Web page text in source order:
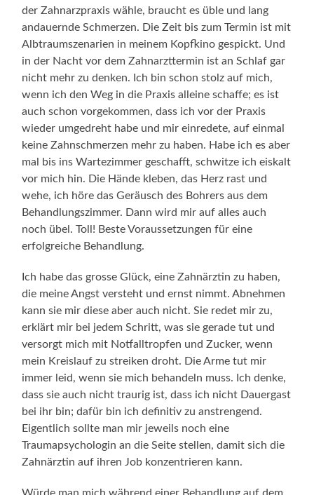
der Zahnarzpraxis wähle, braucht es üble und lang
andauernde Schmerzen. Die Zeit bis zum Termin ist mit
Albtraumszenarien in meinem Kopfkino gespickt. Und
in der Nacht vor dem Zahnarzttermin ist an Schlaf gar
nicht mehr zu denken. Ich bin schon stolz auf mich,
wenn ich den Weg in die Praxis alleine schaffe; es ist
auch schon vorgekommen, dass ich vor der Praxis
wieder umgedreht habe und mir einredete, auf einmal
keine Zahnschmerzen mehr zu haben. Habe ich es aber
mal bis ins Wartezimmer geschafft, schwitze ich eiskalt
vor mich hin. Die Hände kleben, das Herz rast und
wehe, ich höre das Geräusch des Bohrers aus dem
Behandlungszimmer. Dann wird mir auf alles auch
noch übel. Toll! Beste Voraussetzungen für eine
erfolgreiche Behandlung.
Ich habe das grosse Glück, eine Zahnärztin zu haben,
die meine Angst versteht und ernst nimmt. Abnehmen
kann sie mir diese aber auch nicht. Sie redet mir zu,
erklärt mir bei jedem Schritt, was sie gerade tut und
versorgt mich mit Notfalltropfen und Zucker, wenn
mein Kreislauf zu streiken droht. Die Arme tut mir
immer leid, wenn sie mich behandeln muss. Ich denke,
dass sie auch nicht traurig ist, dass ich nicht Dauergast
bei ihr bin; dafür bin ich definitiv zu anstrengend.
Eigentlich sollte man mir jeweils noch eine
Traumapsychologin an die Seite stellen, damit sich die
Zahnärztin auf ihren Job konzentrieren kann.
Würde man mich während einer Behandlung auf dem